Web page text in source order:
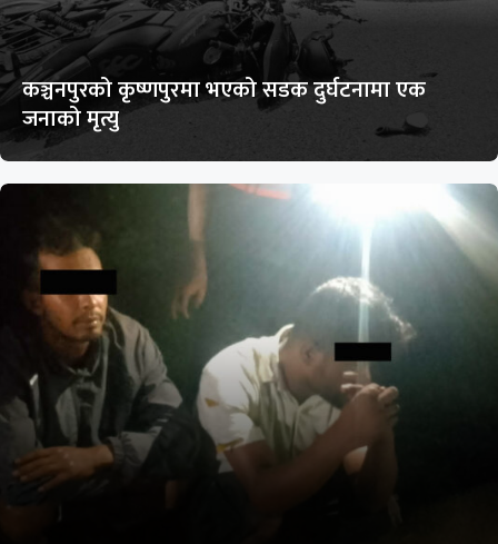
कञ्चनपुरको कृष्णपुरमा भएको सडक दुर्घटनामा एक
जनाको मृत्यु